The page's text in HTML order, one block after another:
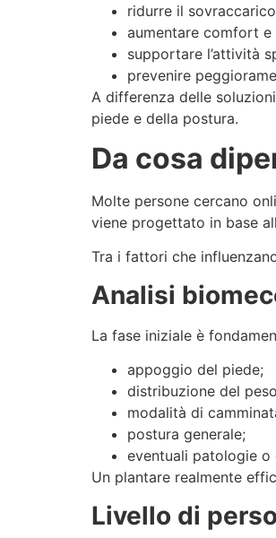
ridurre il
aumentare comfort e
supportare l’attività
prevenire
A differenza delle
piede e della postura.
Da cosa
Molte persone cercano
viene progettato in base
Tra i fattori che
Analisi
La fase iniziale è
appoggio del piede;
distribuzione del
modalità di
postura generale;
eventuali patologie o
Un plantare realmente
Livello di